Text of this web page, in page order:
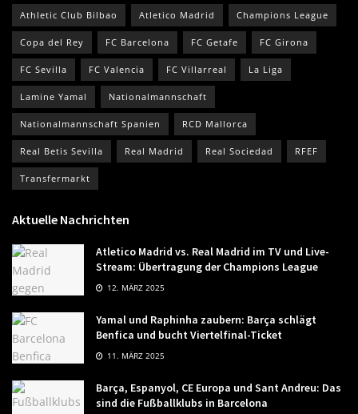
Athletic Club Bilbao Atletico Madrid Champions League
Copa del Rey FC Barcelona FC Getafe FC Girona
FC Sevilla FC Valencia FC Villarreal La Liga
Lamine Yamal Nationalmannschaft
Nationalmannschaft Spanien RCD Mallorca
Real Betis Sevilla Real Madrid Real Sociedad RFEF
Transfermarkt
Aktuelle Nachrichten
Atletico Madrid vs. Real Madrid im TV und Live-
Stream: Übertragung der Champions League
12. MÄRZ 2025
Yamal und Raphinha zaubern: Barça schlägt
Benfica und bucht Viertelfinal-Ticket
11. MÄRZ 2025
Barça, Espanyol, CE Europa und Sant Andreu: Das
sind die Fußballklubs in Barcelona